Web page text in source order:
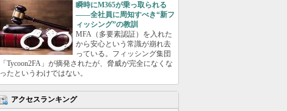
瞬時にM365が乗っ取られる
――全社員に周知すべき“新フ
ィッシング”の教訓
MFA（多要素認証）を入れた
から安心という常識が崩れ去
っている。フィッシング集団
「Tycoon2FA」が摘発されたが、脅威が完全になくな
ったというわけではない。
アクセスランキング